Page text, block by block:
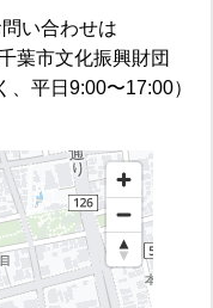
い合わせは
葉市文化振興財団
平日9:00〜17:00）